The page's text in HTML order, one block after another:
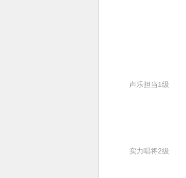
声乐担当1级
实力唱将2级